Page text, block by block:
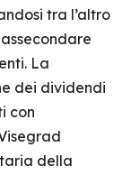
tra l’altro
La
dei dividendi
con
della